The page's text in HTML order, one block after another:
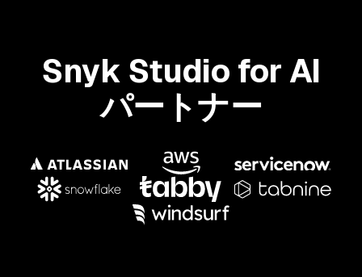
Snyk Studio for AI
パートナー